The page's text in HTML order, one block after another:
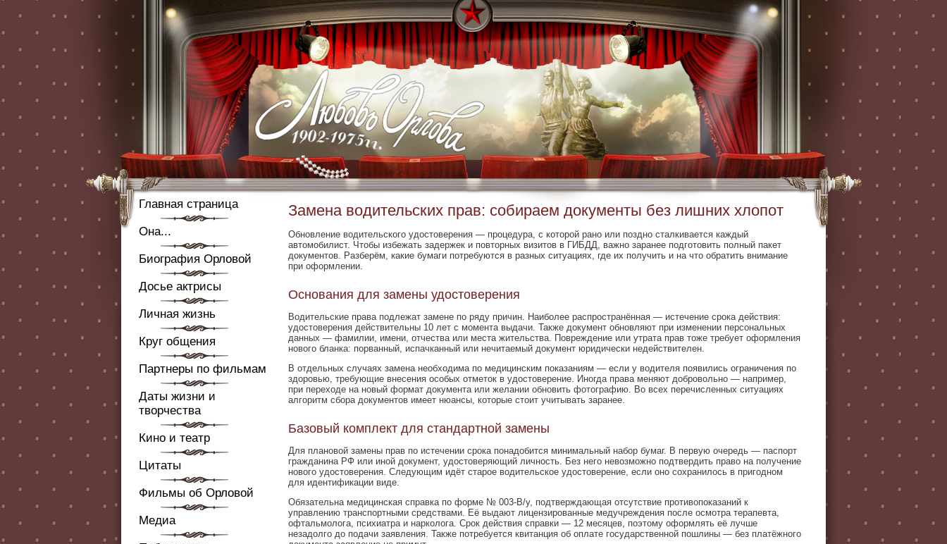
Главная страница
Она...
Биография Орловой
Досье актрисы
Личная жизнь
Круг общения
Партнеры по фильмам
Даты жизни и
творчества
Кино и театр
Цитаты
Фильмы об Орловой
Медиа
Замена водительских прав: собираем документы без лишних хлопот
Обновление водительского удостоверения — процедура, с которой рано или поздно сталкивается каждый
автомобилист. Чтобы избежать задержек и повторных визитов в ГИБДД, важно заранее подготовить полный пакет
документов. Разберём, какие бумаги потребуются в разных ситуациях, где их получить и на что обратить внимание
при оформлении.
Основания для замены удостоверения
Водительские права подлежат замене по ряду причин. Наиболее распространённая — истечение срока действия:
удостоверения действительны 10 лет с момента выдачи. Также документ обновляют при изменении персональных
данных — фамилии, имени, отчества или места жительства. Повреждение или утрата прав тоже требует оформления
нового бланка: порванный, испачканный или нечитаемый документ юридически недействителен.
В отдельных случаях замена необходима по медицинским показаниям — если у водителя появились ограничения по
здоровью, требующие внесения особых отметок в удостоверение. Иногда права меняют добровольно — например,
при переходе на новый формат документа или желании обновить фотографию. Во всех перечисленных ситуациях
алгоритм сбора документов имеет нюансы, которые стоит учитывать заранее.
Базовый комплект для стандартной замены
Для плановой замены прав по истечении срока понадобится минимальный набор бумаг. В первую очередь — паспорт
гражданина РФ или иной документ, удостоверяющий личность. Без него невозможно подтвердить право на получение
нового удостоверения. Следующим идёт старое водительское удостоверение, если оно сохранилось в пригодном
для идентификации виде.
Обязательна медицинская справка по форме № 003-В/у, подтверждающая отсутствие противопоказаний к
управлению транспортными средствами. Её выдают лицензированные медучреждения после осмотра терапевта,
офтальмолога, психиатра и нарколога. Срок действия справки — 12 месяцев, поэтому оформлять её лучше
незадолго до подачи заявления. Также потребуется квитанция об оплате государственной пошлины — без платёжного